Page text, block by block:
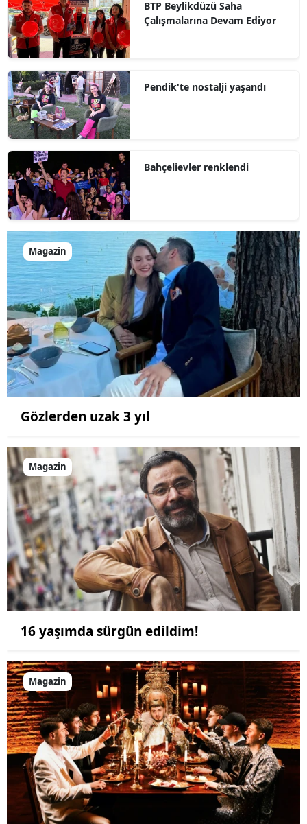
BTP Beylikdüzü Saha
Çalışmalarına Devam Ediyor
Pendik'te nostalji yaşandı
Bahçelievler renklendi
Magazin
Gözlerden uzak 3 yıl
Magazin
16 yaşımda sürgün edildim!
Magazin